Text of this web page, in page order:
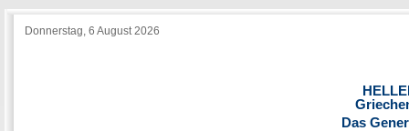
Donnerstag, 6 August 2026
Das